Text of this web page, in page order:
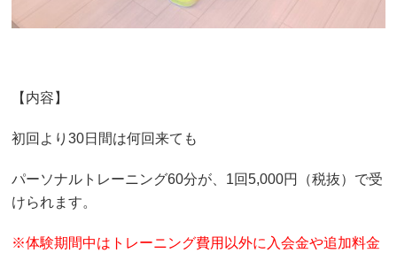
【内容】
初回より30日間は何回来ても
パーソナルトレーニング60分が、1回5,000円（税抜）で受
けられます。
※体験期間中はトレーニング費用以外に入会金や追加料金